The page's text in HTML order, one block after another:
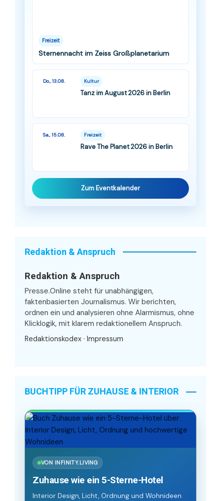
Freizeit
Sternennacht im Zeiss Großplanetarium
Do., 13.08. Kultur
Tanz im August 2026 in Berlin
Sa., 15.08. Freizeit
Rave The Planet 2026 in Berlin
Zum Eventkalender
Redaktion & Anspruch
Redaktion & Anspruch
Presse.Online steht für unabhängigen,
faktenbasierten Journalismus. Wir berichten,
ordnen ein und analysieren ohne Alarmismus, ohne
Klicklogik, mit klarem redaktionellem Anspruch.
Redaktionskodex · Impressum
BUCHTIPP FÜR ZUHAUSE & INTERIOR
VON INFINITY.LIVING
Zuhause wie ein 5-Sterne-Hotel
Interior Design, Licht, Ordnung und Wohnideen